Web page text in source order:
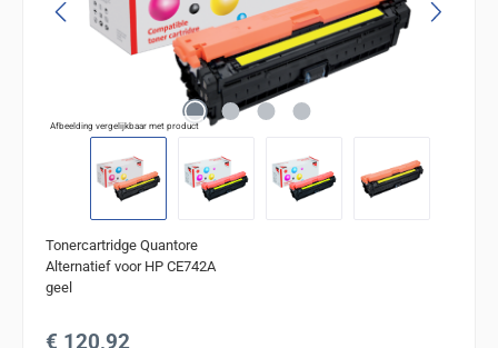
Afbeelding vergelijkbaar met product
Tonercartridge Quantore
Alternatief voor HP CE742A
geel
Normale prijs:
€ 120,92